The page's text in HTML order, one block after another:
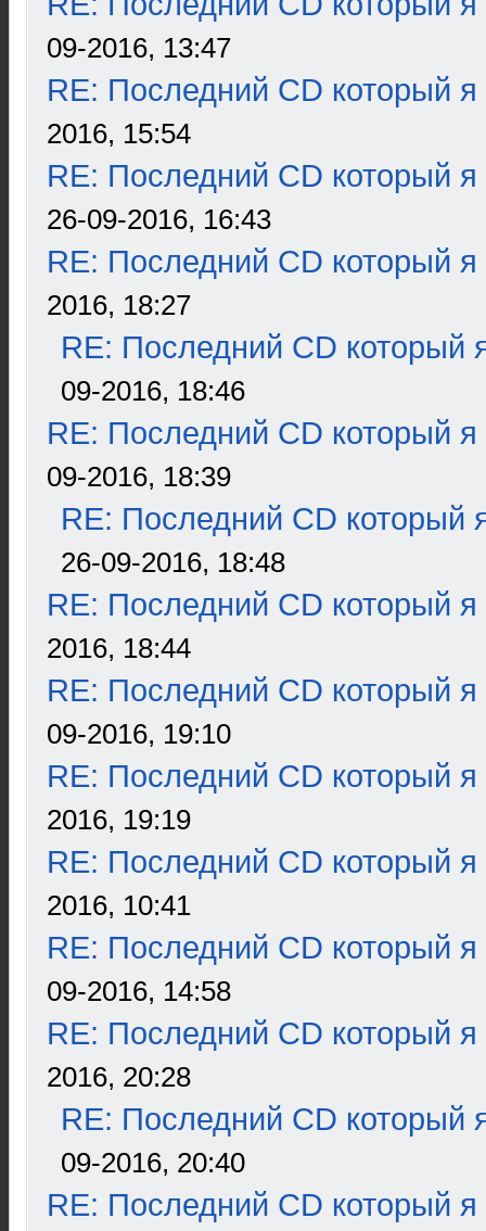
09-2016, 13:47
RE: Последний CD который я
2016, 15:54
RE: Последний CD который я
26-09-2016, 16:43
RE: Последний CD который я
2016, 18:27
RE: Последний CD который
09-2016, 18:46
RE: Последний CD который я
09-2016, 18:39
RE: Последний CD который
26-09-2016, 18:48
RE: Последний CD который я
2016, 18:44
RE: Последний CD который я
09-2016, 19:10
RE: Последний CD который я
2016, 19:19
RE: Последний CD который я
2016, 10:41
RE: Последний CD который я
09-2016, 14:58
RE: Последний CD который я
2016, 20:28
RE: Последний CD который
09-2016, 20:40
RE: Последний CD который я